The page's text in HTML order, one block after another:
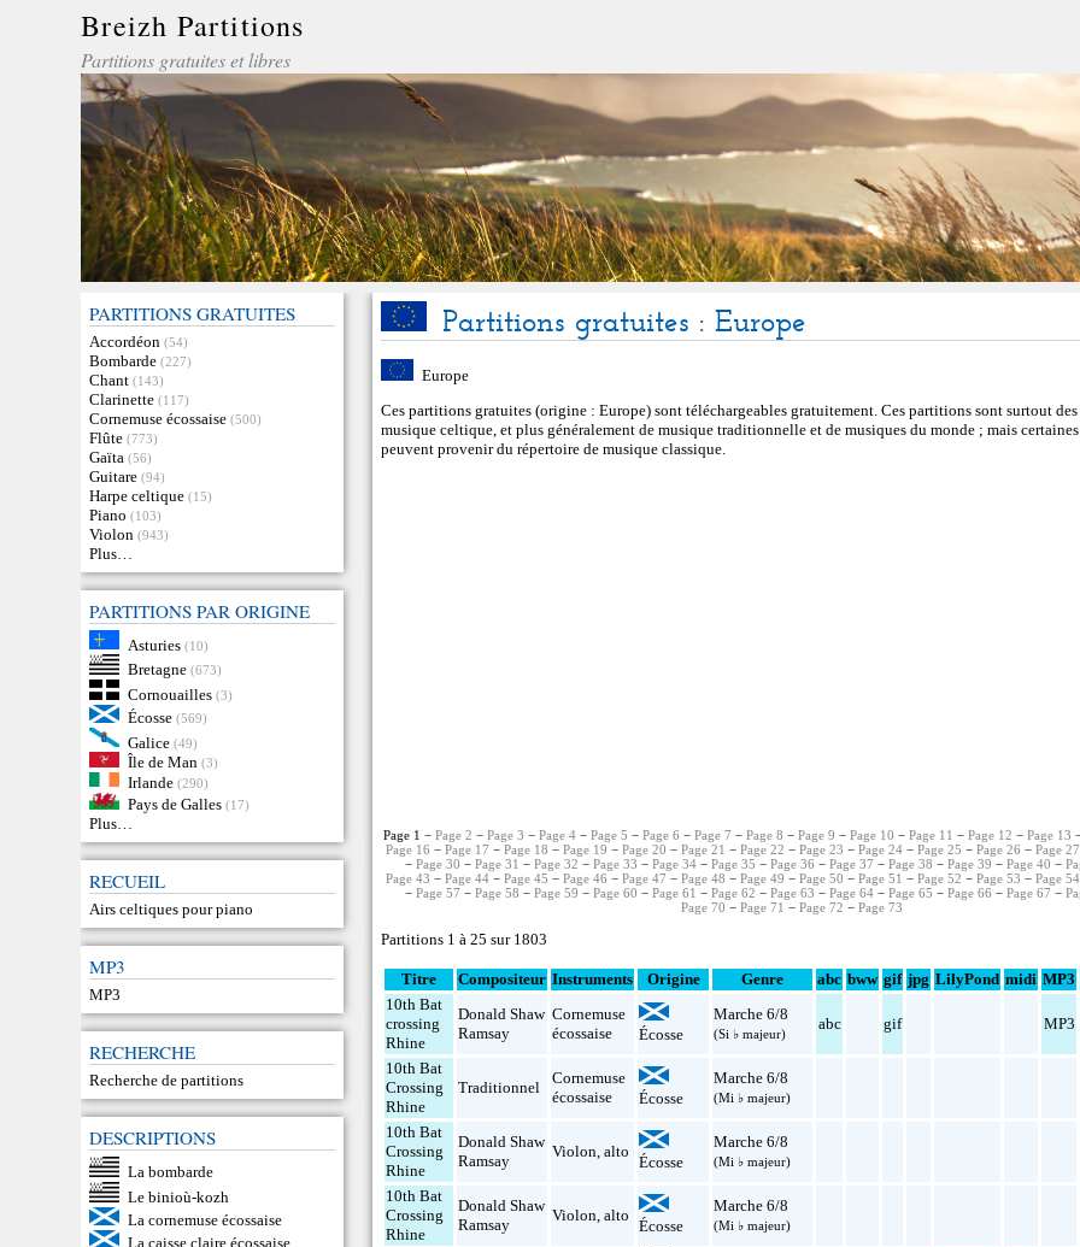
Breizh Partitions
Partitions gratuites et libres
PARTITIONS GRATUITES
Accordéon (54)
Bombarde (227)
Chant (143)
Clarinette (117)
Cornemuse écossaise (500)
Flûte (773)
Gaïta (56)
Guitare (94)
Harpe celtique (15)
Piano (103)
Violon (943)
Plus…
PARTITIONS PAR ORIGINE
Asturies (10)
Bretagne (673)
Cornouailles (3)
Écosse (569)
Galice (49)
Île de Man (3)
Irlande (290)
Pays de Galles (17)
Plus…
RECUEIL
Airs celtiques pour piano
MP3
MP3
RECHERCHE
Recherche de partitions
DESCRIPTIONS
La bombarde
Le binioù-kozh
La cornemuse écossaise
La caisse claire écossaise
Partitions gratuites : Europe
Europe
Ces partitions gratuites (origine : Europe) sont téléchargeables gratuitement. Ces partitions sont surtout
musique celtique, et plus généralement de musique traditionnelle et de musiques du monde ; mais
peuvent provenir du répertoire de musique classique.
Page 1 −Page 2 −Page 3 −Page 4 −Page 5 −Page 6 −Page 7 −Page 8 −Page 9 −Page 10 −Page 11 −Page 12 −Page 13
Page 16 −Page 17 −Page 18 −Page 19 −Page 20 −Page 21 −Page 22 −Page 23 −Page 24 −Page 25 −Page 26 −Page 27
− Page 30 − Page 31 − Page 32 − Page 33 − Page 34− Page 35 − Page 36 − Page 37 − Page 38 − Page 39 − Page 40 −
Page 43 −Page 44 −Page 45 −Page 46 −Page 47 −Page 48 −Page 49 −Page 50 −Page 51 −Page 52 −Page 53 −Page 54
− Page 57 − Page 58 − Page 59 − Page 60 − Page 61 − Page 62 − Page 63 − Page 64− Page 65 − Page 66 − Page 67 −
Page 70 −Page 71 −Page 72 −Page 73
Partitions 1 à 25 sur 1803
Titre Compositeur Instruments Origine Genre abc bww gif jpg LilyPond midi MP3
10th Bat
crossing
Rhine
Donald Shaw
Ramsay
Cornemuse
écossaise
Écosse
Marche 6/8
(Si ♭ majeur)
abc gif MP3
10th Bat
Crossing
Rhine
Traditionnel
Cornemuse
écossaise
Écosse
Marche 6/8
(Mi ♭ majeur)
10th Bat
Crossing
Rhine
Donald Shaw
Ramsay
Violon ,alto
Écosse
Marche 6/8
(Mi ♭ majeur)
10th Bat
Crossing
Rhine
Donald Shaw
Ramsay
Violon ,alto
Écosse
Marche 6/8
(Mi ♭ majeur)